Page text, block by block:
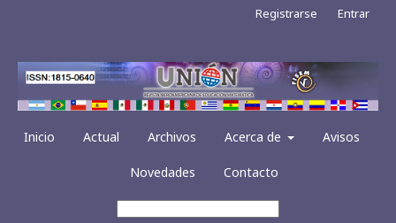
Inicio Actual Archivos Acerca de Avisos
Novedades Contacto
Registrarse Entrar